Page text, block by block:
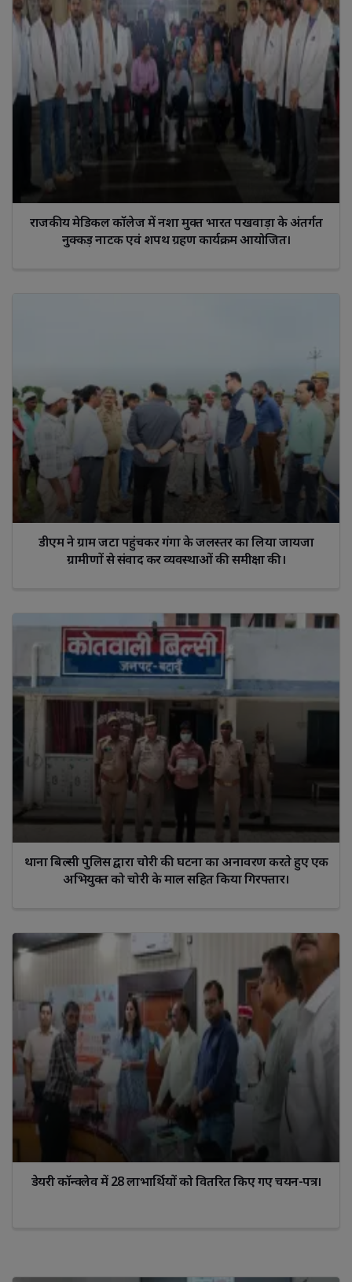
राजकीय मेडिकल कॉलेज में नशा मुक्त भारत पखवाड़ा के अंतर्गत
नुक्कड़ नाटक एवं शपथ ग्रहण कार्यक्रम आयोजित।
डीएम ने ग्राम जटा पहुंचकर गंगा के जलस्तर का लिया जायजा
ग्रामीणों से संवाद कर व्यवस्थाओं की समीक्षा की।
थाना बिल्सी पुलिस द्वारा चोरी की घटना का अनावरण करते हुए एक
अभियुक्त को चोरी के माल सहित किया गिरफ्तार।
डेयरी कॉन्क्लेव में 28 लाभार्थियों को वितरित किए गए चयन-पत्र।